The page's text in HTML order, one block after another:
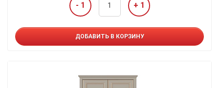
- 1 + 1
ДОБАВИТЬ В КОРЗИНУ